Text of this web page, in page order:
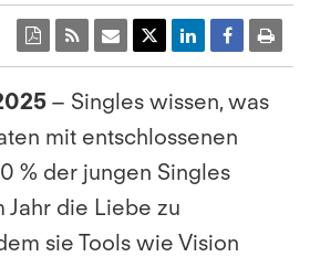
– Singles wissen, was
mit entschlossenen
% der jungen Singles
Jahr die Liebe zu
sie Tools wie Vision